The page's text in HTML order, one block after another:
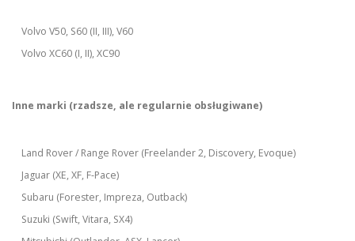
Volvo V50, S60 (II, III), V60
Volvo XC60 (I, II), XC90
Inne marki (rzadsze, ale regularnie obsługiwane)
Land Rover / Range Rover (Freelander 2, Discovery, Evoque)
Jaguar (XE, XF, F-Pace)
Subaru (Forester, Impreza, Outback)
Suzuki (Swift, Vitara, SX4)